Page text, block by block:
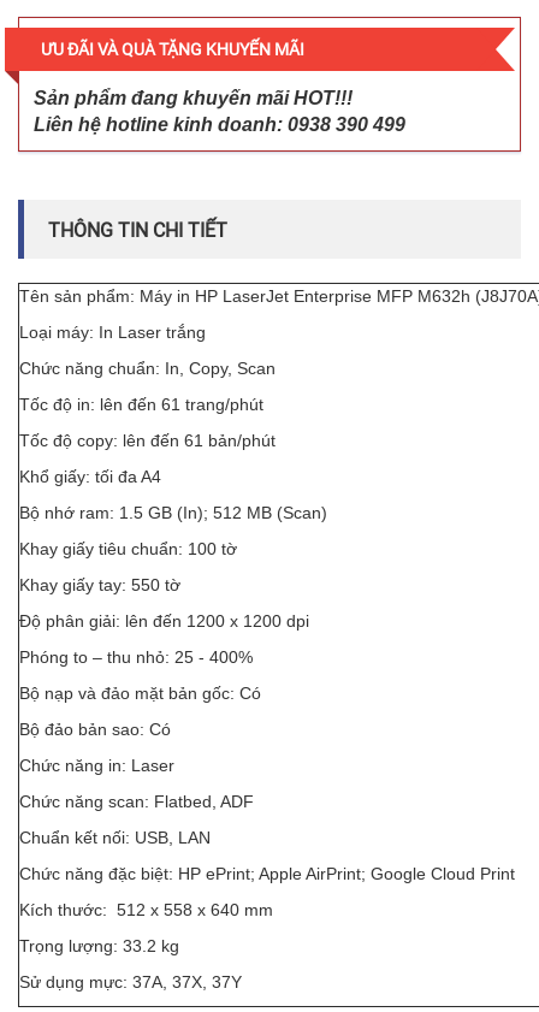
ƯU ĐÃI VÀ QUÀ TẶNG KHUYẾN MÃI
Sản phẩm đang khuyến mãi HOT!!!
Liên hệ hotline kinh doanh: 0938 390 499
THÔNG TIN CHI TIẾT
Tên sản phẩm: Máy in HP LaserJet Enterprise MFP M632h
Loại máy: In Laser trắng
Chức năng chuẩn: In, Copy, Scan
Tốc độ in: lên đến 61 trang/phút
Tốc độ copy: lên đến 61 bản/phút
Khổ giấy: tối đa A4
Bộ nhớ ram: 1.5 GB (In); 512 MB (Scan)
Khay giấy tiêu chuẩn: 100 tờ
Khay giấy tay: 550 tờ
Độ phân giải: lên đến 1200 x 1200 dpi
Phóng to – thu nhỏ: 25 - 400%
Bộ nạp và đảo mặt bản gốc: Có
Bộ đảo bản sao: Có
Chức năng in: Laser
Chức năng scan: Flatbed, ADF
Chuẩn kết nối: USB, LAN
Chức năng đặc biệt: HP ePrint; Apple AirPrint; Google Cloud Print
Kích thước: 512 x 558 x 640 mm
Trọng lượng: 33.2 kg
Sử dụng mực: 37A, 37X, 37Y